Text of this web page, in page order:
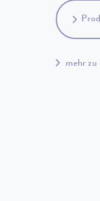
mehr